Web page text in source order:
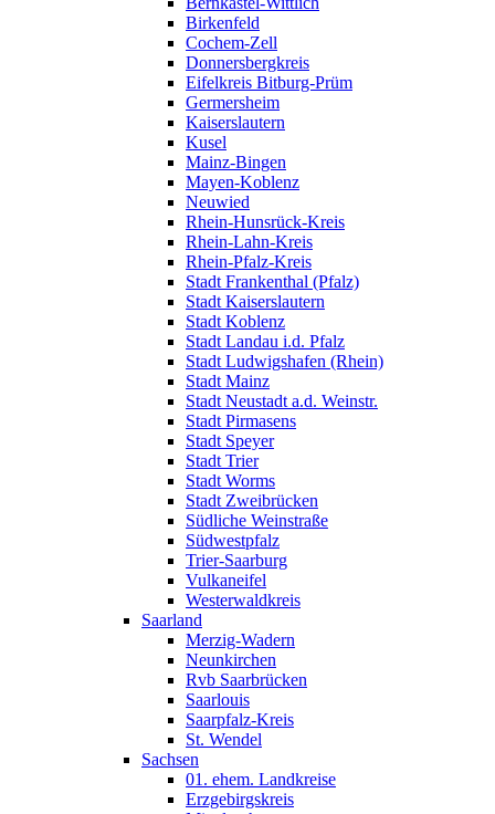
Birkenfeld
Cochem-Zell
Donnersbergkreis
Eifelkreis Bitburg-Prüm
Germersheim
Kaiserslautern
Kusel
Mainz-Bingen
Mayen-Koblenz
Neuwied
Rhein-Hunsrück-Kreis
Rhein-Lahn-Kreis
Rhein-Pfalz-Kreis
Stadt Frankenthal (Pfalz)
Stadt Kaiserslautern
Stadt Koblenz
Stadt Landau i.d. Pfalz
Stadt Ludwigshafen (Rhein)
Stadt Mainz
Stadt Neustadt a.d. Weinstr.
Stadt Pirmasens
Stadt Speyer
Stadt Trier
Stadt Worms
Stadt Zweibrücken
Südliche Weinstraße
Südwestpfalz
Trier-Saarburg
Vulkaneifel
Westerwaldkreis
Saarland
Merzig-Wadern
Neunkirchen
Rvb Saarbrücken
Saarlouis
Saarpfalz-Kreis
St. Wendel
Sachsen
01. ehem. Landkreise
Erzgebirgskreis